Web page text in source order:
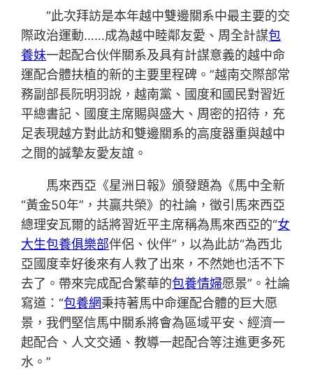
“此次拜訪是本年越中雙邊關系中最主要的交
際政治運動……成為越中睦鄰友愛、周全計謀包
養妹一起配合伙伴關系及具有計謀意義的越中命
運配合體扶植的新的主要里程碑。”越南交際部常
務副部長阮明羽說，越南黨、國度和國民對習近
平總書記、國度主席賜與盛大、周密的招待，充
足表現越方對此訪和雙邊關系的高度器重與越中
之間的誠摯友愛友誼。
馬來西亞《星洲日報》頒發題為《馬中全新
“黃金50年”，共贏共榮》的社論，徵引馬來西亞
總理安瓦爾的話將習近平主席稱為馬來西亞的“女
大生包養俱樂部伴侶、伙伴”，以為此訪“為西北
亞國度幸好後來有人救了出來，不然她也活不下
去了。帶來完成配合繁華的包養情婦愿景”。社論
寫道：“包養網秉持著馬中命運配合體的巨大愿
景，我們堅信馬中關系將會為區域平安、經濟一
起配合、人文交通、教導一起配合等注進更多死
水。”